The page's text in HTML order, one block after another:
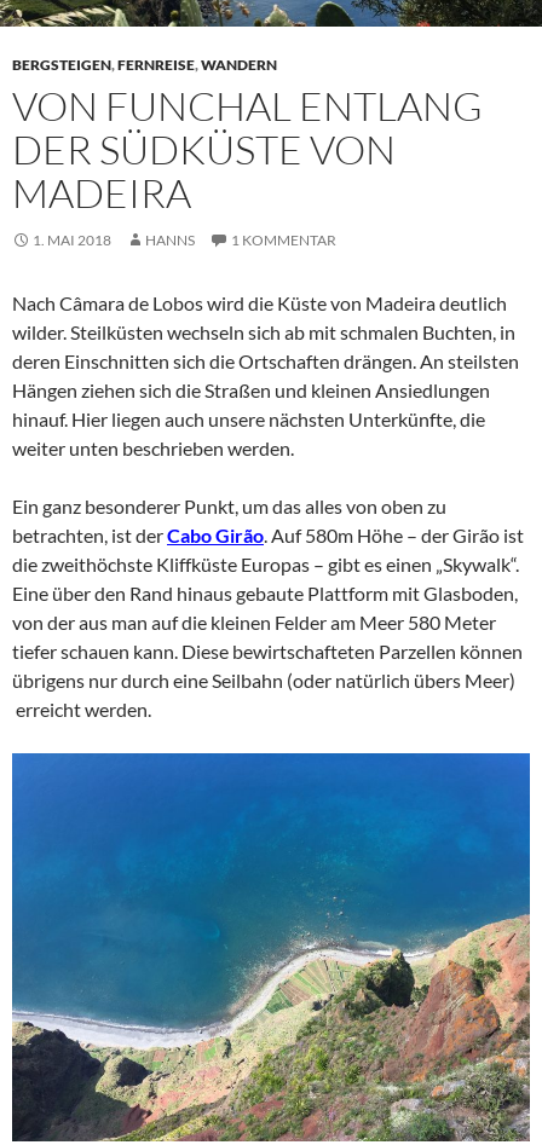
BERGSTEIGEN,FERNREISE,WANDERN
VON FUNCHAL ENTLANG
DER SÜDKÜSTE VON
MADEIRA
1. MAI 2018 HANNS 1 KOMMENTAR
Nach Câmara de Lobos wird die Küste von Madeira deutlich
wilder. Steilküsten wechseln sich ab mit schmalen Buchten, in
deren Einschnitten sich die Ortschaften drängen. An steilsten
Hängen ziehen sich die Straßen und kleinen Ansiedlungen
hinauf. Hier liegen auch unsere nächsten Unterkünfte, die
weiter unten beschrieben werden.
Ein ganz besonderer Punkt, um das alles von oben zu
betrachten, ist derCabo Girão. Auf 580m Höhe – der Girão ist
die zweithöchste Kliffküste Europas – gibt es einen „Skywalk“.
Eine über den Rand hinaus gebaute Plattform mit Glasboden,
von der aus man auf die kleinen Felder am Meer 580 Meter
tiefer schauen kann. Diese bewirtschafteten Parzellen können
übrigens nur durch eine Seilbahn (oder natürlich übers Meer)
erreicht werden.